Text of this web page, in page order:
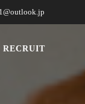
RECRUIT